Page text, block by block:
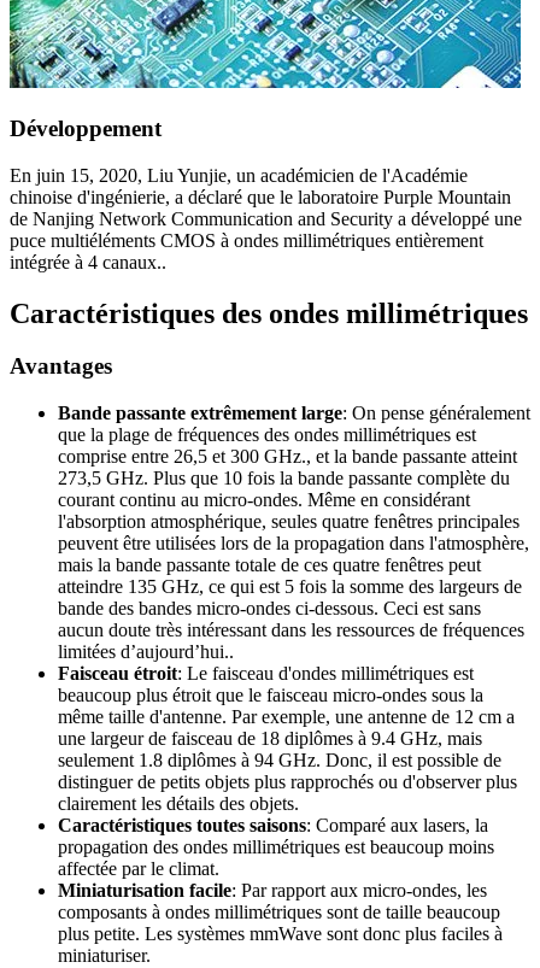
Développement
En juin 15, 2020, Liu Yunjie, un académicien de l'Académie
chinoise d'ingénierie, a déclaré que le laboratoire Purple Mountain
de Nanjing Network Communication and Security a développé une
puce multiéléments CMOS à ondes millimétriques entièrement
intégrée à 4 canaux..
Caractéristiques des ondes millimétriques
Avantages
Bande passante extrêmement large: On pense généralement
que la plage de fréquences des ondes millimétriques est
comprise entre 26,5 et 300 GHz., et la bande passante atteint
273,5 GHz. Plus que 10 fois la bande passante complète du
courant continu au micro-ondes. Même en considérant
l'absorption atmosphérique, seules quatre fenêtres principales
peuvent être utilisées lors de la propagation dans l'atmosphère,
mais la bande passante totale de ces quatre fenêtres peut
atteindre 135 GHz, ce qui est 5 fois la somme des largeurs de
bande des bandes micro-ondes ci-dessous. Ceci est sans
aucun doute très intéressant dans les ressources de fréquences
limitées d’aujourd’hui..
Faisceau étroit: Le faisceau d'ondes millimétriques est
beaucoup plus étroit que le faisceau micro-ondes sous la
même taille d'antenne. Par exemple, une antenne de 12 cm a
une largeur de faisceau de 18 diplômes à 9.4 GHz, mais
seulement 1.8 diplômes à 94 GHz. Donc, il est possible de
distinguer de petits objets plus rapprochés ou d'observer plus
clairement les détails des objets.
Caractéristiques toutes saisons: Comparé aux lasers, la
propagation des ondes millimétriques est beaucoup moins
affectée par le climat.
Miniaturisation facile: Par rapport aux micro-ondes, les
composants à ondes millimétriques sont de taille beaucoup
plus petite. Les systèmes mmWave sont donc plus faciles à
miniaturiser.